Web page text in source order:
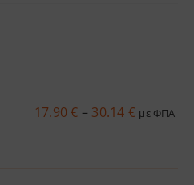
17.90€ – 30.14 €Price
με ΦΠΑ